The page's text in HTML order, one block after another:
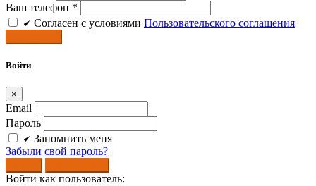
Ваш телефон *
Cогласен c условиями Пользовательского соглашения
Войти
×
Email
Пароль
Запомнить меня
Забыли свой пароль?
Войти как пользователь: